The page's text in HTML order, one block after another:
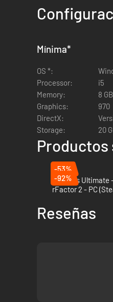
¡Una flota única
¡Personaliza
Mínima*
OS *:
Processor:
i5
Memory:
8
Graphics:
970
DirectX:
Storage:
20
-53%
Le Mans Ultimate
-92%
rFactor 2 - PC
Reseñas